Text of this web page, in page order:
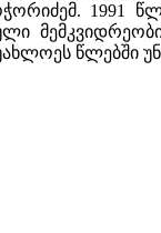
1991
წლებში